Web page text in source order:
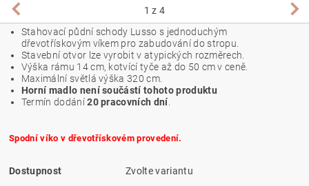
1 z 4
Stahovací půdní schody Lusso s jednoduchým
dřevotřískovým víkem pro zabudování do stropu.
Stavební otvor lze vyrobit v atypických rozměrech.
Výška rámu 14 cm, kotvící tyče až do 50 cm v ceně.
Maximální světlá výška 320 cm.
Horní madlo není součástí tohoto produktu
Termín dodání20 pracovních dní
Spodní víko v dřevotřískovém provedení.
Dostupnost Zvolte variantu